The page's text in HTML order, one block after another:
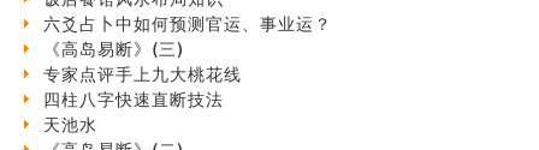
六爻占卜中如何预测官运、事业运？
《高岛易断》(三)
专家点评手上九大桃花线
四柱八字快速直断技法
天池水
《高岛易断》(二)